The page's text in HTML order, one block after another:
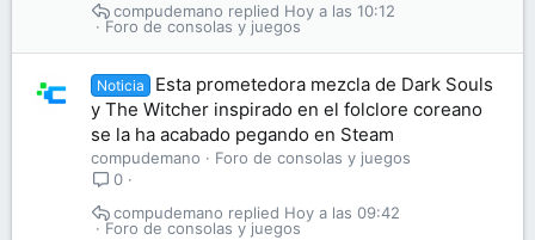
Foro de consolas y juegos
Hoy a las 10:12
compudemano
Noticia
Esta prometedora mezcla de Dark Souls
y The Witcher inspirado en el folclore coreano
se la ha acabado pegando en Steam
compudemano
Foro de consolas y juegos
0
Foro de consolas y juegos
Hoy a las 09:42
compudemano